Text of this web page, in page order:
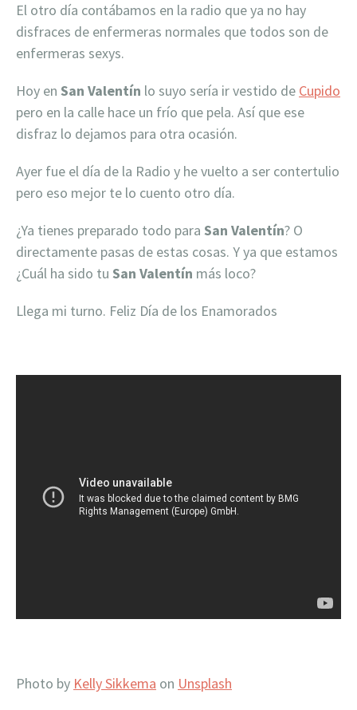
El otro día contábamos en la radio que ya no hay
disfraces de enfermeras normales que todos son de
enfermeras sexys.
Hoy en San Valentín lo suyo sería ir vestido de Cupido
pero en la calle hace un frío que pela. Así que ese
disfraz lo dejamos para otra ocasión.
Ayer fue el día de la Radio y he vuelto a ser contertulio
pero eso mejor te lo cuento otro día.
¿Ya tienes preparado todo para San Valentín? O
directamente pasas de estas cosas. Y ya que estamos
¿Cuál ha sido tu San Valentín más loco?
Llega mi turno. Feliz Día de los Enamorados
Photo by Kelly Sikkema on Unsplash